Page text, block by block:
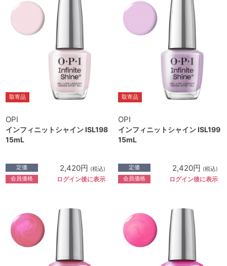
取寄品
OPI
インフィニットシャイン ISL198
15mL
定価 2,420円 (税込)
会員価格 ログイン後に表示
取寄品
OPI
インフィニットシャイン ISL199
15mL
定価 2,420円 (税込)
会員価格 ログイン後に表示